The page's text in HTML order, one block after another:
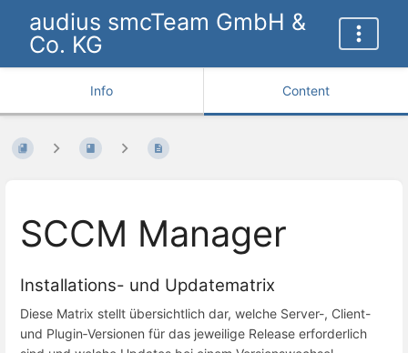
audius smcTeam GmbH &
Co. KG
Info Content
SCCM Manager
Installations- und Updatematrix
Diese Matrix stellt übersichtlich dar, welche Server-, Client-
und Plugin‑Versionen für das jeweilige Release erforderlich